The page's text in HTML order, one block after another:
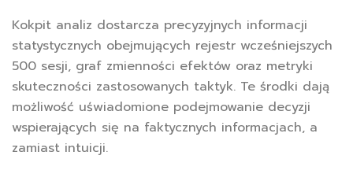
Kokpit analiz dostarcza precyzyjnych informacji
statystycznych obejmujących rejestr wcześniejszych
500 sesji, graf zmienności efektów oraz metryki
skuteczności zastosowanych taktyk. Te środki dają
możliwość uświadomione podejmowanie decyzji
wspierających się na faktycznych informacjach, a
zamiast intuicji.